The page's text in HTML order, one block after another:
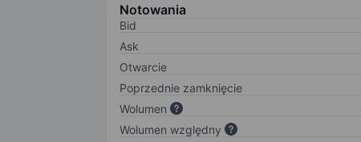
Notowania
Bid
Ask
Otwarcie
Poprzednie zamknięcie
Wolumen
Wolumen względny